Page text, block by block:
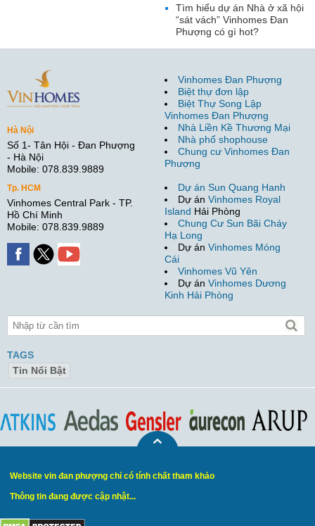
Tìm hiểu dự án Nhà ở xã hội
“sát vách” Vinhomes Đan
Phượng có gì hot?
Hà Nội
Số 1- Tân Hội - Đan Phượng
- Hà Nội
Mobile: 078.839.9889
Tp. HCM
Vinhomes Central Park - TP.
Hồ Chí Minh
Mobile: 078.839.9889
Vinhomes Đan Phượng
Biệt thự đơn lập
Biệt Thự Song Lập
Vinhomes Đan Phượng
Nhà Liền Kề Thương Mại
Nhà phố shophouse
Chung cư Vinhomes Đan
Phượng
Dự án Sun Quang Hanh
Dự án Vinhomes Royal
Island Hải Phòng
Chung Cư Sun Bãi Cháy
Hạ Long
Dự án Vinhomes Móng
Cái
Vinhomes Vũ Yên
Dự án Vinhomes Dương
Kinh Hải Phòng
TAGS
Tin Nổi Bật
Website vin đan phượng chỉ có tính chất tham khảo
Thông tin đang được cập nhật...